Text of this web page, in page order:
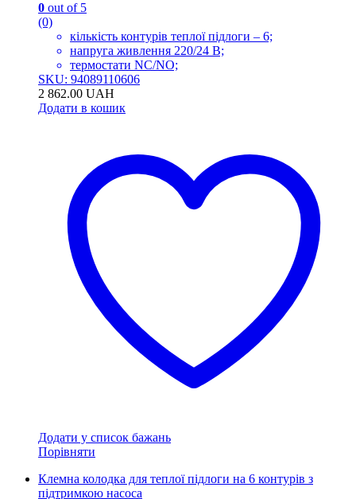
0 out of 5
(0)
кількість контурів теплої підлоги – 6;
напруга живлення 220/24 В;
термостати NC/NO;
SKU: 94089110606
2 862.00 UAH
Додати в кошик
Додати у список бажань
Порівняти
Клемна колодка для теплої підлоги на 6 контурів з
підтримкою насоса